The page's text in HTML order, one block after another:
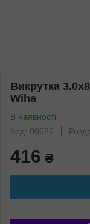
Викрутка
Wiha
В наявності
Код: 00686
416 ₴